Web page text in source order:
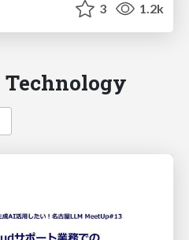
3 1.2k
Technology